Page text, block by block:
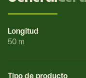
Longitud
50 m
Tipo de producto